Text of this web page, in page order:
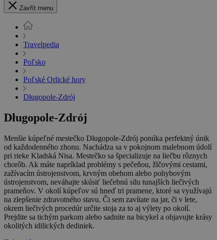
Zavřít menu
Travelpedia
Poľsko
Poľské Orlické hory
Długopole-Zdrój
Długopole-Zdrój
Menšie kúpeľné mestečko Długopole-Zdrój ponúka perfektný únik
od každodenného zhonu. Nachádza sa v pokojnom malebnom údolí
pri rieke Kladská Nisa. Mestečko sa špecializuje na liečbu rôznych
chorôb. Ak máte napríklad problémy s pečeňou, žlčovými cestami,
zažívacím ústrojenstvom, krvným obehom alebo pohybovým
ústrojenstvom, neváhajte skúsiť liečebnú silu tunajších liečivých
prameňov. V okolí kúpeľov sú hneď tri pramene, ktoré sa využívajú
na zlepšenie zdravotného stavu. Či sem zavítate na jar, či v lete,
okrem liečivých procedúr určite stoja za to aj výlety po okolí.
Prejdite sa tichým parkom alebo sadnite na bicykel a objavujte krásy
okolitých idilických dediniek.